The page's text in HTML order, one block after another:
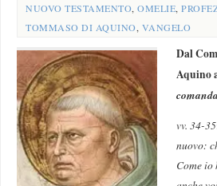
NUOVO TESTAMENTO,OMELIE,
TOMMASO DI AQUINO, VANGELO
Dal
Aquino
vv. 34-35
nuovo:
Come io